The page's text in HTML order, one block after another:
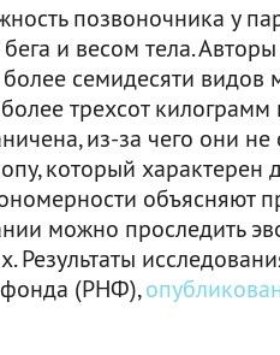
позвоночника у
и весом тела.
семидесяти видов
трехсот
из-за чего они
который характерен
объясняют
можно проследить
Результаты
фонда (РНФ),